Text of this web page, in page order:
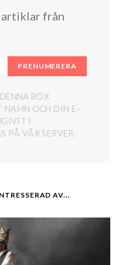
artiklar från
PRENUMERERA
BOX
NAMN OCH DIN E-
I
PÅ VÅR SERVER.
AV...